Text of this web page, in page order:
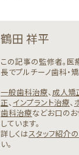
鶴田 祥平
この記事の監修者。
長でプルチーノ歯科・
一般歯科治療、 成人矯
正、 インプラント治療、
歯科治療などお口の
しています。
詳しくはスタッフ紹介
い。